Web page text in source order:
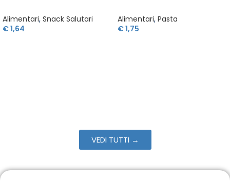
Alimentari, Pasta
Alimentari
VEDI TUTTI →